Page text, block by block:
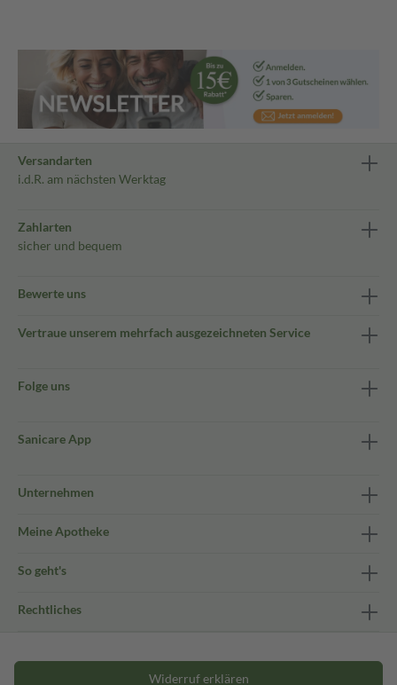
Versandarten
i.d.R. am nächsten Werktag
Zahlarten
sicher und bequem
Bewerte uns
Vertraue unserem mehrfach ausgezeichneten Service
Folge uns
Sanicare App
Unternehmen
Meine Apotheke
So geht's
Rechtliches
Widerruf erklären